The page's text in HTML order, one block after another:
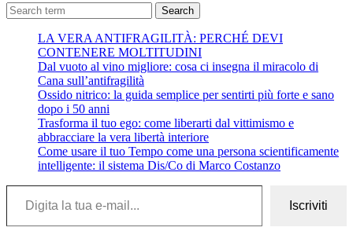
la
semplice
per
sentirti
più
forte
e
sano
dopo
i
50
Search
LA VERA ANTIFRAGILITÀ: PERCHÉ DEVI
CONTENERE MOLTITUDINI
Dal vuoto al vino migliore: cosa ci insegna il miracolo di
Cana sull’antifragilità
Ossido nitrico: la guida semplice per sentirti più forte e sano
dopo i 50 anni
Trasforma il tuo ego: come liberarti dal vittimismo e
abbracciare la vera libertà interiore
Come usare il tuo Tempo come una persona scientificamente
intelligente: il sistema Dis/Co di Marco Costanzo
Digita la tua e-mail...
Iscriviti